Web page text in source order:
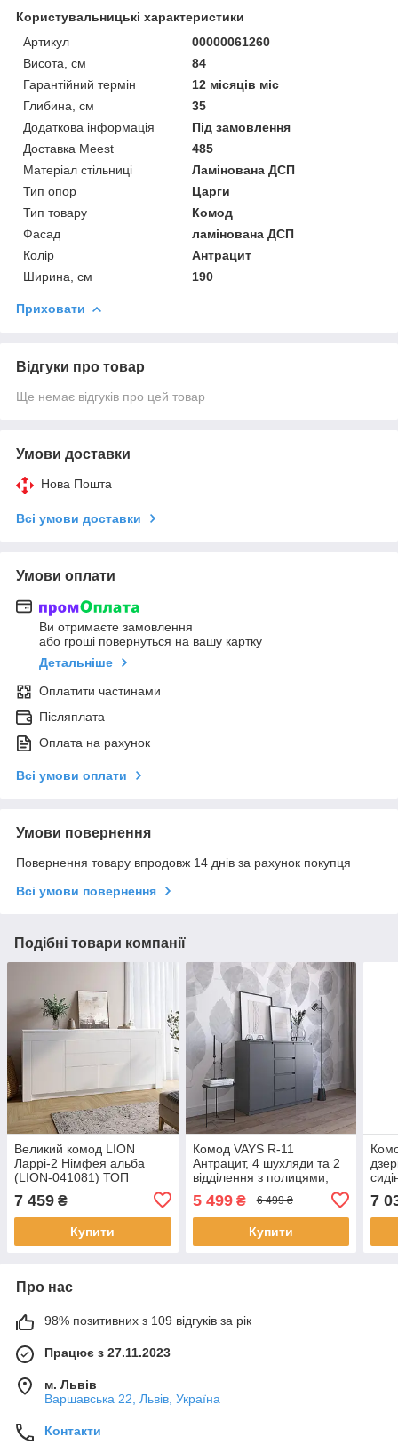
Користувальницькі характеристики
Артикул
00000061260
Висота, см
84
Гарантійний термін
12 місяців міс
Глибина, см
35
Додаткова інформація
Під замовлення
Доставка Meest
485
Матеріал стільниці
Ламінована ДСП
Тип опор
Царги
Тип товару
Комод
Фасад
ламінована ДСП
Колір
Антрацит
Ширина, см
190
Приховати
Відгуки про товар
Ще немає відгуків про цей товар
Умови доставки
Нова Пошта
Всі умови доставки
Умови оплати
Ви отримаєте замовлення
або гроші повернуться на вашу картку
Детальніше
Оплатити частинами
Післяплата
Оплата на рахунок
Всі умови оплати
Умови повернення
Повернення товару впродовж 14 днів за рахунок покупця
Всі умови повернення
Подібні товари компанії
Великий комод LION
Ларрі-2 Німфея альба
(LION-041081) ТОП
7 459 ₴
Купити
Комод VAYS R-11
Антрацит, 4 шухляди та 2
відділення з полицями,
120×40×98 см - для
спальні, вітальні,
передпокою
5 499₴ 6 499 ₴
Купити
ТОП
7
Про нас
98% позитивних з 109 відгуків за рік
Працює з 27.11.2023
м. Львів
Варшавська 22, Львів, Україна
Контакти